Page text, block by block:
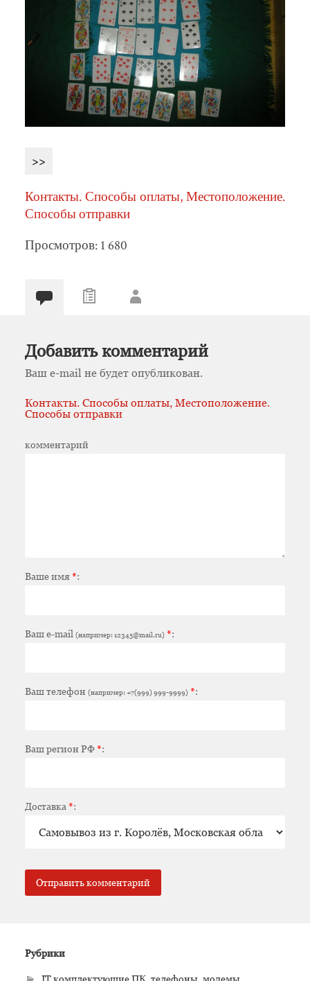
>>
Контакты. Способы оплаты, Местоположение.
Способы отправки
Просмотров: 1 680
Добавить комментарий
Ваш e-mail не будет опубликован.
Контакты. Способы оплаты, Местоположение.
Способы отправки
комментарий
Ваше имя*:
Ваш e-mail (например: 12345@mail.ru) *:
Ваш телефон (например: +7(999) 999-9999) *:
Ваш регион РФ*:
Доставка *:
Рубрики
IT комплектующие ПК, телефоны, модемы